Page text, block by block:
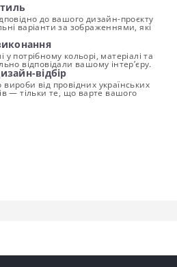
до вашого дизайн-проєкту
варіанти за зображеннями, які
потрібному кольорі, матеріалі та
відповідали вашому інтер’єру.
відбір
від провідних українських
— тільки те, що варте вашого